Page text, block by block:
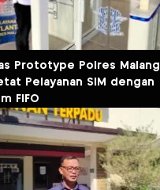
Prototype Polres Malang
Pelayanan SIM dengan
FIFO